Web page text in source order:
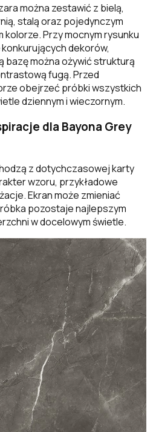
można zestawić z bielą,
stalą oraz pojedynczym
Przy mocnym rysunku
dekorów,
można ożywić strukturą
fugą. Przed
obejrzeć próbki wszystkich
dziennym i wieczornym.
dla Bayona Grey
z dotychczasowej karty
wzoru, przykładowe
Ekran może zmieniać
pozostaje najlepszym
w docelowym świetle.